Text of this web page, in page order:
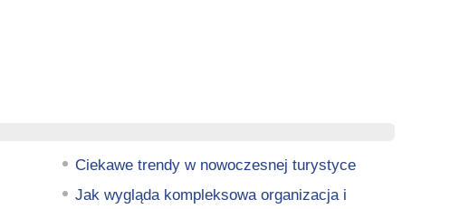
Ciekawe trendy w nowoczesnej turystyce
Jak wygląda kompleksowa organizacja i